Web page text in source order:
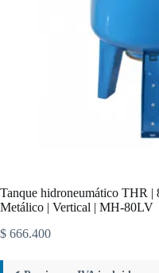
Tanque hidroneumático THR |
Metálico | Vertical | MH-80LV
$ 666.400